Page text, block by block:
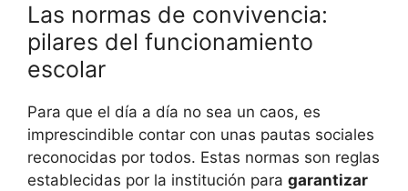
Las normas de convivencia:
pilares del funcionamiento
escolar
Para que el día a día no sea un caos, es
imprescindible contar con unas pautas sociales
reconocidas por todos. Estas normas son reglas
establecidas por la institución para garantizar